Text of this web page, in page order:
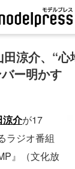
涼介、“心
ー明かす
涼介が17
ラジオ番組
』（文化放